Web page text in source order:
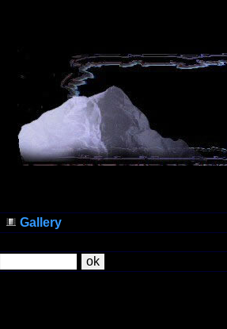
Gallery